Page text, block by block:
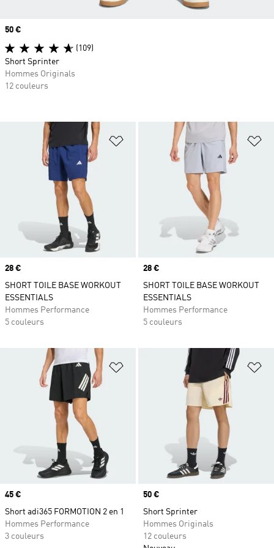
Ajouter à la Liste de produits
Prix
28 €
SHORT TOILE BASE WORKOUT
ESSENTIALS
Hommes Performance
5 couleurs
Prix
28 €
SHORT TOILE BASE WORKOUT
ESSENTIALS
Hommes Performance
5 couleurs
Ajouter à la Liste de produits
Prix
45 €
Short adi365 FORMOTION 2 en 1
Hommes Performance
3 couleurs
Prix
50 €
Short Sprinter
Hommes Originals
12 couleurs
Prix
50 €
(109)
Short Sprinter
Hommes Originals
12 couleurs